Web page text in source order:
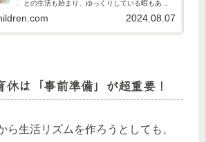
との生活も始まり、ゆっくりしている暇もあり
マの相当負担が減らせます。 共生（ともお）パ
2024.08.07
休は「事前準備」が超重要！
ら生活リズムを作ろうとしても、